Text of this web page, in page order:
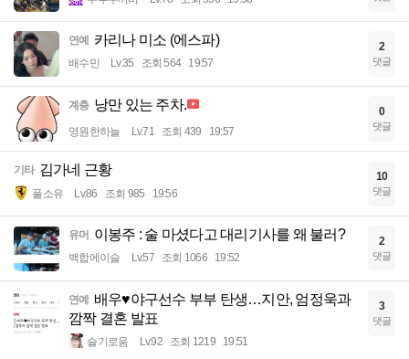
연예 카리나 미소 (에스파)
배수민 Lv.35 조회 564 19:57
2
댓글
계층 낭만 있는 주차.
영원한하늘 Lv.71 조회 439 19:57
0
댓글
기타 김가네 근황
풀소유 Lv.86 조회 985 19:56
10
댓글
유머 이봉주 : 술 마셨다고 대리기사를 왜 불러?
백합에이슬 Lv.57 조회 1066 19:52
2
댓글
연예
배우♥야구선수 부부 탄생…지안, 엄정욱과
깜짝 결혼 발표
슬기로움 Lv.92 조회 1219 19:51
3
댓글